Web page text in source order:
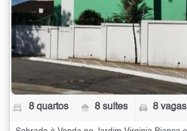
8 quartos 8 suítes 8 vagas